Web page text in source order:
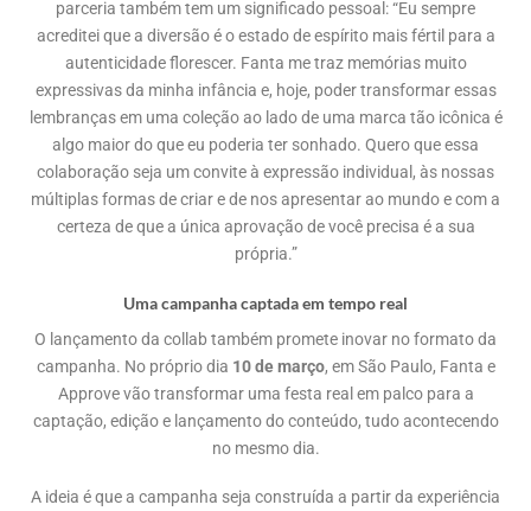
parceria também tem um significado pessoal: “Eu sempre
acreditei que a diversão é o estado de espírito mais fértil para a
autenticidade florescer. Fanta me traz memórias muito
expressivas da minha infância e, hoje, poder transformar essas
lembranças em uma coleção ao lado de uma marca tão icônica é
algo maior do que eu poderia ter sonhado. Quero que essa
colaboração seja um convite à expressão individual, às nossas
múltiplas formas de criar e de nos apresentar ao mundo e com a
certeza de que a única aprovação de você precisa é a sua
própria.”
Uma campanha captada em tempo real
O lançamento da collab também promete inovar no formato da
campanha. No próprio dia 10 de março, em São Paulo, Fanta e
Approve vão transformar uma festa real em palco para a
captação, edição e lançamento do conteúdo, tudo acontecendo
no mesmo dia.
A ideia é que a campanha seja construída a partir da experiência